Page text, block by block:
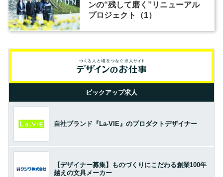
ンの“残して磨く”リニューアル
プロジェクト（1）
ピックアップ求人
自社ブランド『La-VIE』のプロダクトデザイナー
【デザイナー募集】ものづくりにこだわる創業100年
越えの文具メーカー